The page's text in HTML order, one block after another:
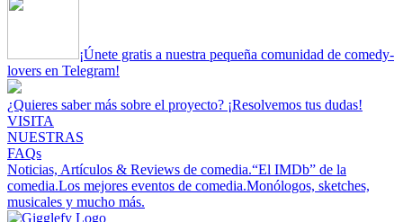
¡Únete gratis a nuestra pequeña comunidad de comedy-
lovers en Telegram!
¿Quieres saber más sobre el proyecto? ¡Resolvemos tus dudas!
VISITA
NUESTRAS
FAQs
Noticias, Artículos & Reviews de comedia.“El IMDb” de la
comedia.Los mejores eventos de comedia.Monólogos, sketches,
musicales y mucho más.